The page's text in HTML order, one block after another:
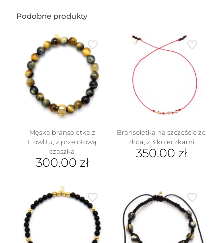
Podobne produkty
Męska bransoletka z
Howlitu, z przelotową
czaszką
300.00 zł
Bransoletka na szczęście ze
złota, z 3 kuleczkami
350.00 zł